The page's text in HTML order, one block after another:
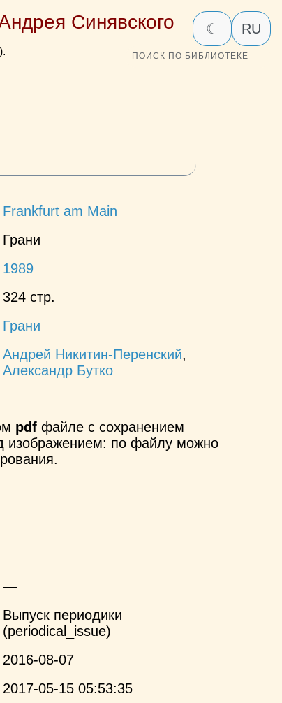
Синявского ☾ RU
ПОИСК ПО БИБЛИОТЕКЕ
Frankfurt am Main
Грани
1989
324 стр.
Грани
Андрей Никитин-Перенский,
Александр Бутко
pdf файле с сохранением
изображением: по файлу можно
—
Выпуск периодики
(periodical_issue)
2016-08-07
2017-05-15 05:53:35